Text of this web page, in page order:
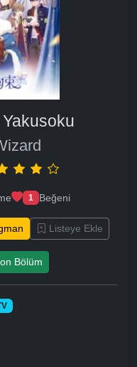
1 Beğeni
Listeye Ekle
Bölüm